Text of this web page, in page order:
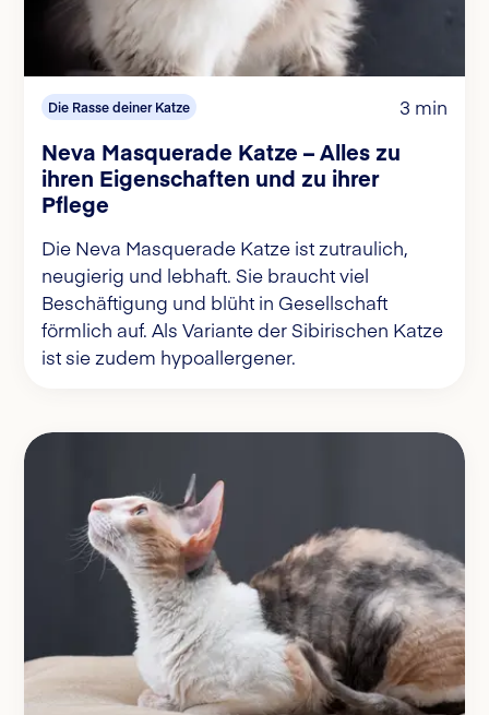
Die Rasse deiner Katze 3 min
Neva Masquerade Katze – Alles zu
ihren Eigenschaften und zu ihrer
Pflege
Die Neva Masquerade Katze ist zutraulich,
neugierig und lebhaft. Sie braucht viel
Beschäftigung und blüht in Gesellschaft
förmlich auf. Als Variante der Sibirischen Katze
ist sie zudem hypoallergener.